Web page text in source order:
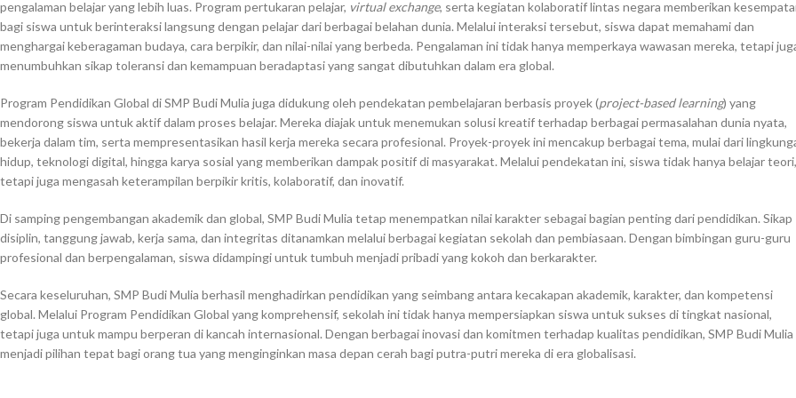
pengalaman belajar yang lebih luas. Program pertukaran pelajar, virtual exchange, serta kegiatan kolaboratif lintas negara memberikan
bagi siswa untuk berinteraksi langsung dengan pelajar dari berbagai belahan dunia. Melalui interaksi tersebut, siswa dapat memahami dan
menghargai keberagaman budaya, cara berpikir, dan nilai-nilai yang berbeda. Pengalaman ini tidak hanya memperkaya wawasan mereka, tetapi
menumbuhkan sikap toleransi dan kemampuan beradaptasi yang sangat dibutuhkan dalam era global.
Program Pendidikan Global di SMP Budi Mulia juga didukung oleh pendekatan pembelajaran berbasis proyek (project-based learning) yang
mendorong siswa untuk aktif dalam proses belajar. Mereka diajak untuk menemukan solusi kreatif terhadap berbagai permasalahan dunia nyata,
bekerja dalam tim, serta mempresentasikan hasil kerja mereka secara profesional. Proyek-proyek ini mencakup berbagai tema, mulai dari
hidup, teknologi digital, hingga karya sosial yang memberikan dampak positif di masyarakat. Melalui pendekatan ini, siswa tidak hanya belajar teori,
tetapi juga mengasah keterampilan berpikir kritis, kolaboratif, dan inovatif.
Di samping pengembangan akademik dan global, SMP Budi Mulia tetap menempatkan nilai karakter sebagai bagian penting dari pendidikan. Sikap
disiplin, tanggung jawab, kerja sama, dan integritas ditanamkan melalui berbagai kegiatan sekolah dan pembiasaan. Dengan bimbingan guru-guru
profesional dan berpengalaman, siswa didampingi untuk tumbuh menjadi pribadi yang kokoh dan berkarakter.
Secara keseluruhan, SMP Budi Mulia berhasil menghadirkan pendidikan yang seimbang antara kecakapan akademik, karakter, dan kompetensi
global. Melalui Program Pendidikan Global yang komprehensif, sekolah ini tidak hanya mempersiapkan siswa untuk sukses di tingkat nasional,
tetapi juga untuk mampu berperan di kancah internasional. Dengan berbagai inovasi dan komitmen terhadap kualitas pendidikan, SMP Budi Mulia
menjadi pilihan tepat bagi orang tua yang menginginkan masa depan cerah bagi putra-putri mereka di era globalisasi.